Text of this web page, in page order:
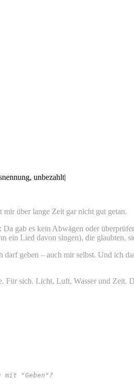
unbezahlt|
mir über lange Zeit gar nicht gut getan.
gab es kein Abwägen oder
Lied davon singen), die glaubten,
geben – auch mir selbst. Und ich
Für sich. Licht, Luft, Wasser und Zeit.
mit "Geben"?